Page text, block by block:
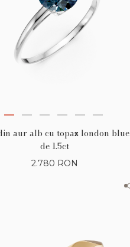
aur alb cu topaz london blue
de 1.5ct
2.780 RON